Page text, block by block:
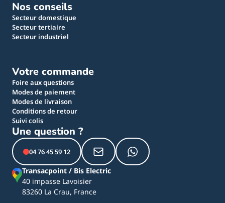
Nos conseils
Secteur domestique
Secteur tertiaire
Secteur industriel
Votre commande
Foire aux questions
Modes de paiement
Modes de livraison
Conditions de retour
Suivi colis
Une question ?
04 76 45 59 12
Transacpoint / Bis Electric
40 impasse Lavoisier
83260 La Crau, France